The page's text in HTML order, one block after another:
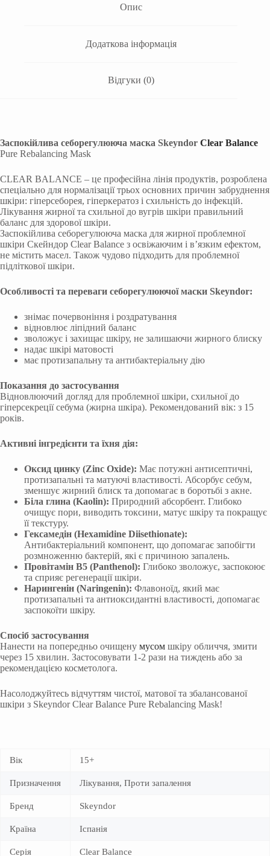
Опис
Додаткова інформація
Відгуки (0)
Заспокійлива себорегулююча маска Skeyndor Clear Balance
Pure Rebalancing Mask
CLEAR BALANCE – це професійна лінія продуктів, розроблена
спеціально для нормалізації трьох основних причин забруднення
шкіри: гіперсеборея, гіперкератоз і схильність до інфекцій.
Лікування жирної та схильної до вугрів шкіри правильний
баланс для здорової шкіри.
Заспокійлива себорегулююча маска для жирної проблемної
шкіри Скейндор Clear Balance з освіжаючим і в’язким ефектом,
не містить масел. Також чудово підходить для проблемної
підліткової шкіри.
Особливості та переваги себорегулюючої маски Skeyndor:
знімає почервоніння і роздратування
відновлює ліпідний баланс
зволожує і захищає шкіру, не залишаючи жирного блиску
надає шкірі матовості
має протизапальну та антибактеріальну дію
Показання до застосування
Відновлюючий догляд для проблемної шкіри, схильної до
гіперсекреції себума (жирна шкіра). Рекомендований вік: з 15
років.
Активні інгредієнти та їхня дія:
Оксид цинку (Zinc Oxide): Має потужні антисептичні,
протизапальні та матуючі властивості. Абсорбує себум,
зменшує жирний блиск та допомагає в боротьбі з акне.
Біла глина (Kaolin): Природний абсорбент. Глибоко
очищує пори, виводить токсини, матує шкіру та покращує
її текстуру.
Гексамедін (Hexamidine Diisethionate):
Антибактеріальний компонент, що допомагає запобігти
розмноженню бактерій, які є причиною запалень.
Провітамін В5 (Panthenol): Глибоко зволожує, заспокоює
та сприяє регенерації шкіри.
Нарингенін (Naringenin): Флавоноїд, який має
протизапальні та антиоксидантні властивості, допомагає
заспокоїти шкіру.
Спосіб застосування
Нанести на попередньо очищену мусом шкіру обличчя, змити
через 15 хвилин. Застосовувати 1-2 рази на тиждень або за
рекомендацією косметолога.
Насолоджуйтесь відчуттям чистої, матової та збалансованої
шкіри з Skeyndor Clear Balance Pure Rebalancing Mask!
Вік 15+
Призначення Лікування, Проти запалення
Бренд Skeyndor
Країна Іспанія
Серія Clear Balance